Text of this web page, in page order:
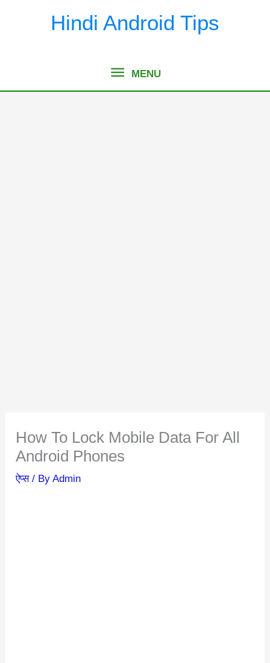
Hindi Android Tips
MENU
MENU
How To Lock Mobile Data For All
Android Phones
ऐप्स/ ByAdmin